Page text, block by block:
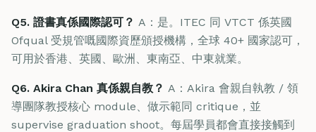
Q5. 證書真係國際認可？ A：是。ITEC 同 VTCT 係英國
Ofqual 受規管嘅國際資歷頒授機構，全球 40+ 國家認可，
可用於香港、英國、歐洲、東南亞、中東就業。
Q6. Akira Chan 真係親自教？ A：Akira 會親自執教 / 領
導團隊教授核心 module、做示範同 critique，並
supervise graduation shoot。每屆學員都會直接接觸到